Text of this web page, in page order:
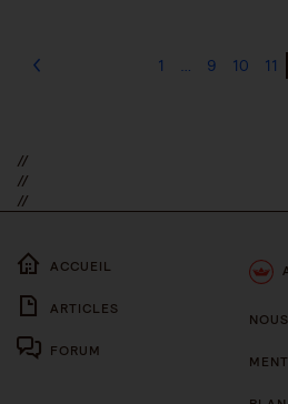
1 … 9 10 11
//
//
//
ACCUEIL
ARTICLES
FORUM